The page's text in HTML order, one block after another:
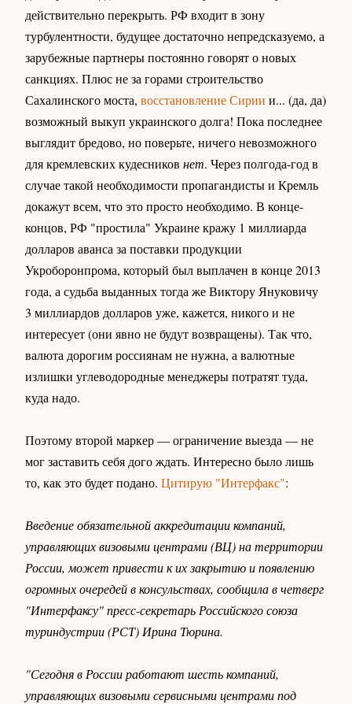
действительно перекрыть. РФ входит в зону
турбулентности, будущее достаточно непредсказуемо, а
зарубежные партнеры постоянно говорят о новых
санкциях. Плюс не за горами строительство
Сахалинского моста, восстановление Сирии и... (да, да)
возможный выкуп украинского долга! Пока последнее
выглядит бредово, но поверьте, ничего невозможного
для кремлевских кудесников нет. Через полгода-год в
случае такой необходимости пропагандисты и Кремль
докажут всем, что это просто необходимо. В конце-
концов, РФ "простила" Украине кражу 1 миллиарда
долларов аванса за поставки продукции
Укроборонпрома, который был выплачен в конце 2013
года, а судьба выданных тогда же Виктору Януковичу
3 миллиардов долларов уже, кажется, никого и не
интересует (они явно не будут возвращены). Так что,
валюта дорогим россиянам не нужна, а валютные
излишки углеводородные менеджеры потратят туда,
куда надо.
Поэтому второй маркер — ограничение выезда — не
мог заставить себя дого ждать. Интересно было лишь
то, как это будет подано. Цитирую "Интерфакс":
Введение обязательной аккредитации компаний,
управляющих визовыми центрами (ВЦ) на территории
России, может привести к их закрытию и появлению
огромных очередей в консульствах, сообщила в четверг
"Интерфаксу" пресс-секретарь Российского союза
туриндустрии (РСТ) Ирина Тюрина.
"Сегодня в России работают шесть компаний,
управляющих визовыми сервисными центрами под